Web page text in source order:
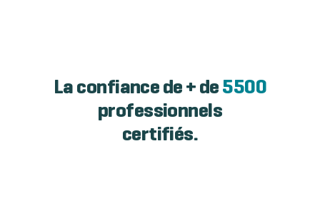
La confiance de + de 5500
professionnels
certifiés.